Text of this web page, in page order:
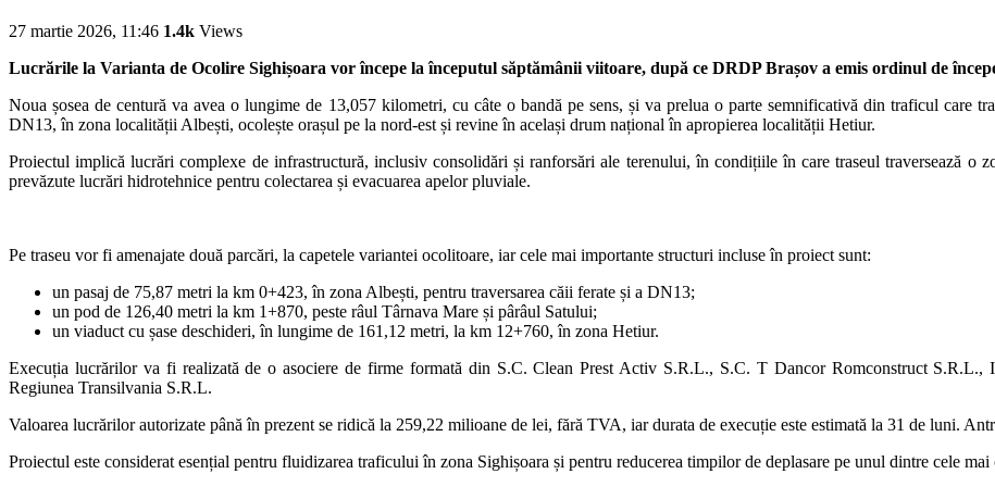
27 martie 2026, 11:46 1.4k Views
Lucrările la Varianta de Ocolire Sighișoara vor începe la începutul săptămânii viitoare, după ce DRDP Brașov a emis ordinul de
Noua șosea de centură va avea o lungime de 13,057 kilometri, cu câte o bandă pe sens, și va prelua o parte semnificativă din traficul care
DN13, în zona localității Albești, ocolește orașul pe la nord-est și revine în același drum național în apropierea localității Hetiur.
Proiectul implică lucrări complexe de infrastructură, inclusiv consolidări și ranforsări ale terenului, în condițiile în care traseul traversează o
prevăzute lucrări hidrotehnice pentru colectarea și evacuarea apelor pluviale.
Pe traseu vor fi amenajate două parcări, la capetele variantei ocolitoare, iar cele mai importante structuri incluse în proiect sunt:
un pasaj de 75,87 metri la km 0+423, în zona Albești, pentru traversarea căii ferate și a DN13;
un pod de 126,40 metri la km 1+870, peste râul Târnava Mare și pârâul Satului;
un viaduct cu șase deschideri, în lungime de 161,12 metri, la km 12+760, în zona Hetiur.
Execuția lucrărilor va fi realizată de o asociere de firme formată din S.C. Clean Prest Activ S.R.L., S.C. T Dancor Romconstruct
Regiunea Transilvania S.R.L.
Valoarea lucrărilor autorizate până în prezent se ridică la 259,22 milioane de lei, fără TVA, iar durata de execuție este estimată la 31 de luni.
Proiectul este considerat esențial pentru fluidizarea traficului în zona Sighișoara și pentru reducerea timpilor de deplasare pe unul dintre cele